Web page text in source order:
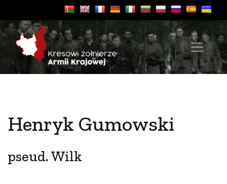
Henryk Gumowski
pseud. Wilk